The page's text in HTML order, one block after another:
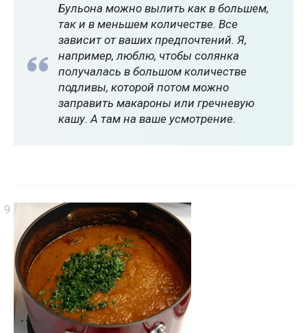
Бульона можно вылить как в большем,
так и в меньшем количестве. Все
зависит от ваших предпочтений. Я,
например, люблю, чтобы солянка
получалась в большом количестве
подливы, которой потом можно
заправить макароны или гречневую
кашу. А там на ваше усмотрение.